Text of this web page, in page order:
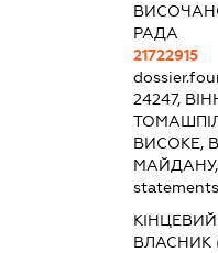
РАДА
21722915
24247,
ВИСОКЕ,
ВЛАСНИК